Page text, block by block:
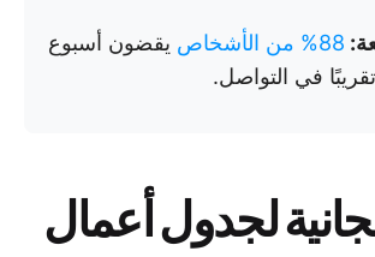
88% من الأشخاص
يقضون أسبوع
في التواصل.
لجدول أعمال